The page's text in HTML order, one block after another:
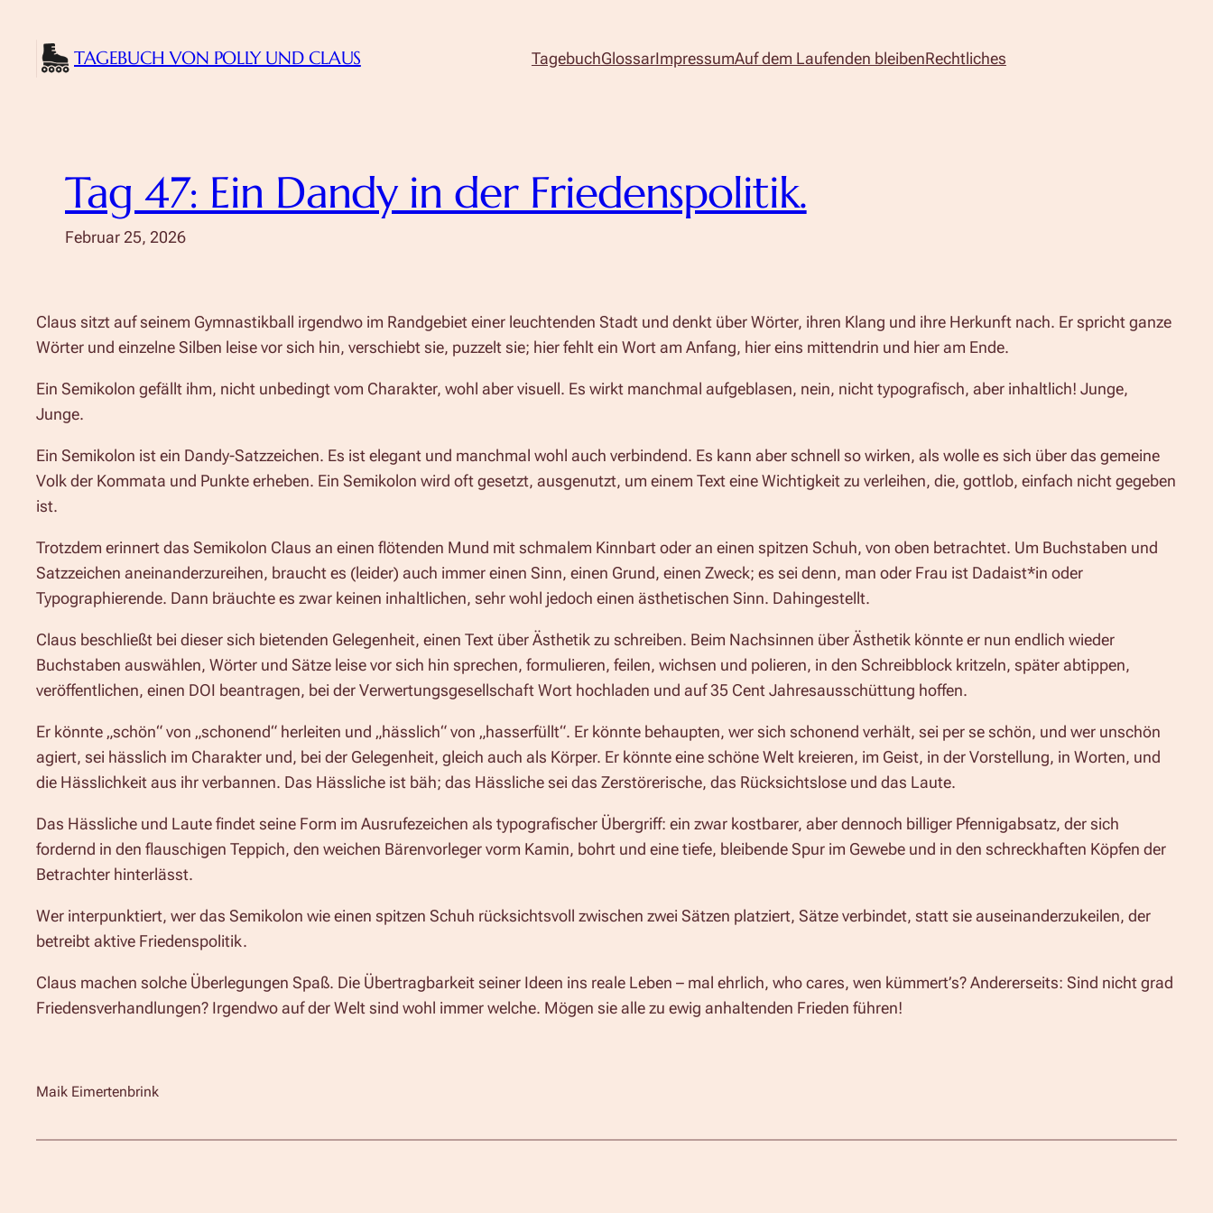
Inhalt
springen TAGEBUCH VON POLLY UND CLAUS TagebuchGlossarImpressumAuf dem Laufenden bleibenRechtliches
Tag 47: Ein Dandy in der Friedenspolitik.
Februar 25, 2026
Claus sitzt auf seinem Gymnastikball irgendwo im Randgebiet einer leuchtenden Stadt und denkt über Wörter, ihren Klang und ihre Herkunft nach. Er spricht ganze
Wörter und einzelne Silben leise vor sich hin, verschiebt sie, puzzelt sie; hier fehlt ein Wort am Anfang, hier eins mittendrin und hier am Ende.
Ein Semikolon gefällt ihm, nicht unbedingt vom Charakter, wohl aber visuell. Es wirkt manchmal aufgeblasen, nein, nicht typografisch, aber inhaltlich! Junge,
Junge.
Ein Semikolon ist ein Dandy-Satzzeichen. Es ist elegant und manchmal wohl auch verbindend. Es kann aber schnell so wirken, als wolle es sich über das gemeine
Volk der Kommata und Punkte erheben. Ein Semikolon wird oft gesetzt, ausgenutzt, um einem Text eine Wichtigkeit zu verleihen, die, gottlob, einfach nicht gegeben
ist.
Trotzdem erinnert das Semikolon Claus an einen flötenden Mund mit schmalem Kinnbart oder an einen spitzen Schuh, von oben betrachtet. Um Buchstaben und
Satzzeichen aneinanderzureihen, braucht es (leider) auch immer einen Sinn, einen Grund, einen Zweck; es sei denn, man oder Frau ist Dadaist*in oder
Typographierende. Dann bräuchte es zwar keinen inhaltlichen, sehr wohl jedoch einen ästhetischen Sinn. Dahingestellt.
Claus beschließt bei dieser sich bietenden Gelegenheit, einen Text über Ästhetik zu schreiben. Beim Nachsinnen über Ästhetik könnte er nun endlich wieder
Buchstaben auswählen, Wörter und Sätze leise vor sich hin sprechen, formulieren, feilen, wichsen und polieren, in den Schreibblock kritzeln, später abtippen,
veröffentlichen, einen DOI beantragen, bei der Verwertungsgesellschaft Wort hochladen und auf 35 Cent Jahresausschüttung hoffen.
Er könnte „schön“ von „schonend“ herleiten und „hässlich“ von „hasserfüllt“. Er könnte behaupten, wer sich schonend verhält, sei per se schön, und wer unschön
agiert, sei hässlich im Charakter und, bei der Gelegenheit, gleich auch als Körper. Er könnte eine schöne Welt kreieren, im Geist, in der Vorstellung, in Worten, und
die Hässlichkeit aus ihr verbannen. Das Hässliche ist bäh; das Hässliche sei das Zerstörerische, das Rücksichtslose und das Laute.
Das Hässliche und Laute findet seine Form im Ausrufezeichen als typografischer Übergriff: ein zwar kostbarer, aber dennoch billiger Pfennigabsatz, der sich
fordernd in den flauschigen Teppich, den weichen Bärenvorleger vorm Kamin, bohrt und eine tiefe, bleibende Spur im Gewebe und in den schreckhaften Köpfen der
Betrachter hinterlässt.
Wer interpunktiert, wer das Semikolon wie einen spitzen Schuh rücksichtsvoll zwischen zwei Sätzen platziert, Sätze verbindet, statt sie auseinanderzukeilen, der
betreibt aktive Friedenspolitik.
Claus machen solche Überlegungen Spaß. Die Übertragbarkeit seiner Ideen ins reale Leben – mal ehrlich, who cares, wen kümmert’s? Andererseits: Sind nicht grad
Friedensverhandlungen? Irgendwo auf der Welt sind wohl immer welche. Mögen sie alle zu ewig anhaltenden Frieden führen!
Maik Eimertenbrink